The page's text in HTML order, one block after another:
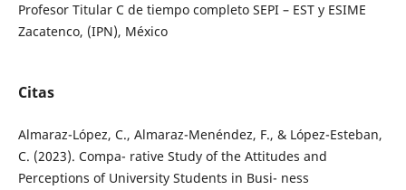
Profesor Titular C de tiempo completo SEPI – EST y ESIME
Zacatenco, (IPN), México
Citas
Almaraz-López, C., Almaraz-Menéndez, F., & López-Esteban,
C. (2023). Compa- rative Study of the Attitudes and
Perceptions of University Students in Busi- ness